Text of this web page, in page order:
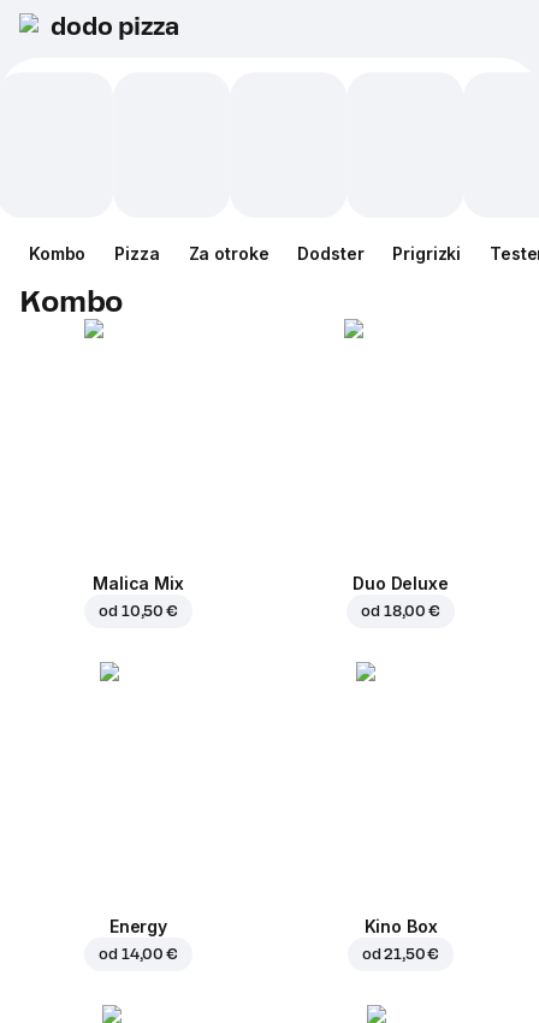
dodo pizza
Kombo Pizza Za otroke Dodster Prigrizki
Kombo
Malica Mix
od 10,50 €
Duo Deluxe
od 18,00 €
Energy
od 14,00 €
Kino Box
od21,50 €